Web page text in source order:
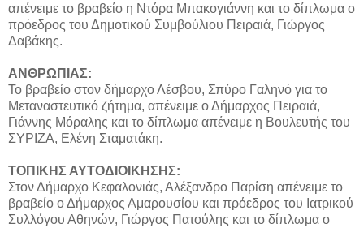
απένειμε το βραβείο η Ντόρα Μπακογιάννη και το δίπλωμα ο
πρόεδρος του Δημοτικού Συμβούλιου Πειραιά, Γιώργος
Δαβάκης.
ΑΝΘΡΩΠΙΑΣ:
Το βραβείο στον δήμαρχο Λέσβου, Σπύρο Γαληνό για το
Μεταναστευτικό ζήτημα, απένειμε ο Δήμαρχος Πειραιά,
Γιάννης Μόραλης και το δίπλωμα απένειμε η Βουλευτής του
ΣΥΡΙΖΑ, Ελένη Σταματάκη.
ΤΟΠΙΚΗΣ ΑΥΤΟΔΙΟΙΚΗΣΗΣ:
Στον Δήμαρχο Κεφαλονιάς, Αλέξανδρο Παρίση απένειμε το
βραβείο ο Δήμαρχος Αμαρουσίου και πρόεδρος του Ιατρικού
Συλλόγου Αθηνών, Γιώργος Πατούλης και το δίπλωμα ο